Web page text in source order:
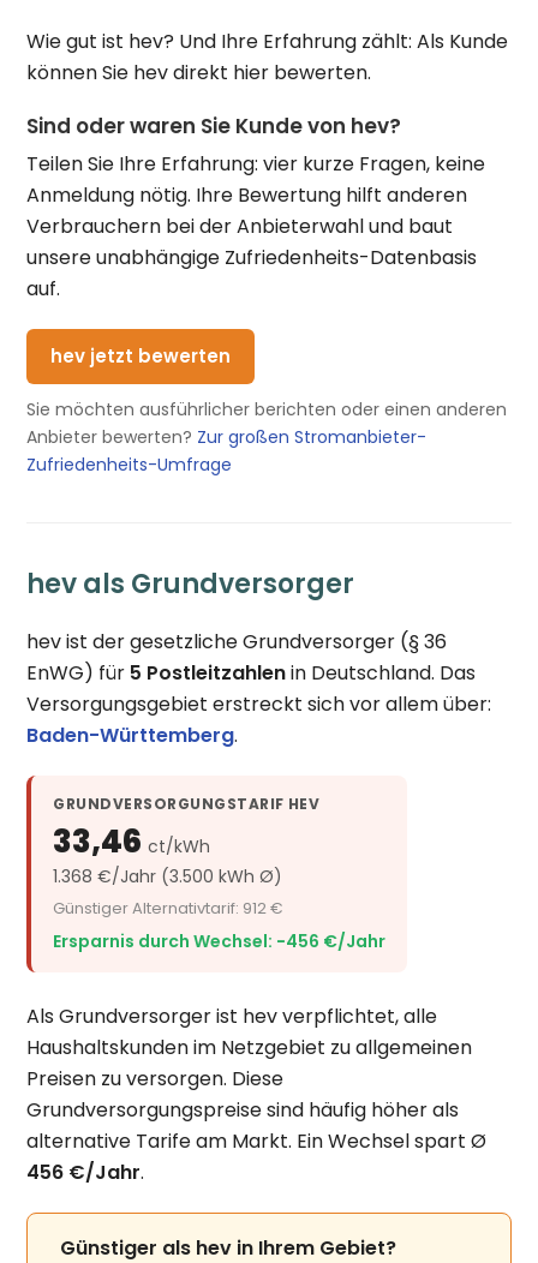
Wie gut ist hev? Und Ihre Erfahrung zählt: Als Kunde
können Sie hev direkt hier bewerten.
Sind oder waren Sie Kunde von hev?
Teilen Sie Ihre Erfahrung: vier kurze Fragen, keine
Anmeldung nötig. Ihre Bewertung hilft anderen
Verbrauchern bei der Anbieterwahl und baut
unsere unabhängige Zufriedenheits-Datenbasis
auf.
hev jetzt bewerten
Sie möchten ausführlicher berichten oder einen anderen
Anbieter bewerten? Zur großen Stromanbieter-
Zufriedenheits-Umfrage
hev als Grundversorger
hev ist der gesetzliche Grundversorger (§ 36
EnWG) für 5 Postleitzahlenin Deutschland. Das
Versorgungsgebiet erstreckt sich vor allem über:
Baden-Württemberg.
GRUNDVERSORGUNGSTARIF HEV
33,46ct/kWh
1.368 €/Jahr (3.500 kWh Ø)
Günstiger Alternativtarif: 912 €
Ersparnis durch Wechsel: −456 €/Jahr
Als Grundversorger ist hev verpflichtet, alle
Haushaltskunden im Netzgebiet zu allgemeinen
Preisen zu versorgen. Diese
Grundversorgungspreise sind häufig höher als
alternative Tarife am Markt. Ein Wechsel spart Ø
456 €/Jahr.
Günstiger als hev in Ihrem Gebiet?